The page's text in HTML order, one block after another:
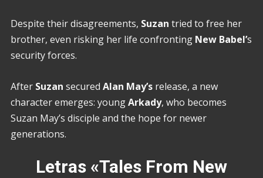
Despite their disagreements, Suzan tried to free her
brother, even risking her life confronting New Babel’s
security forces.
After Suzan secured Alan May’srelease, a new
character emerges: youngArkady, who becomes
Suzan May’s disciple and the hope for newer
generations.
Letras «Tales From New